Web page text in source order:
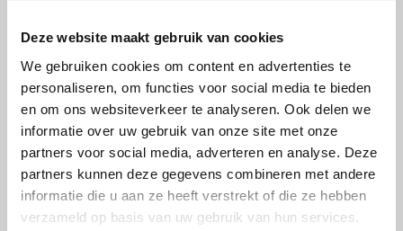
Deze website maakt gebruik van cookies
We gebruiken cookies om content en advertenties te
personaliseren, om functies voor social media te bieden
en om ons websiteverkeer te analyseren. Ook delen we
informatie over uw gebruik van onze site met onze
partners voor social media, adverteren en analyse. Deze
partners kunnen deze gegevens combineren met andere
informatie die u aan ze heeft verstrekt of die ze hebben
verzameld op basis van uw gebruik van hun services.